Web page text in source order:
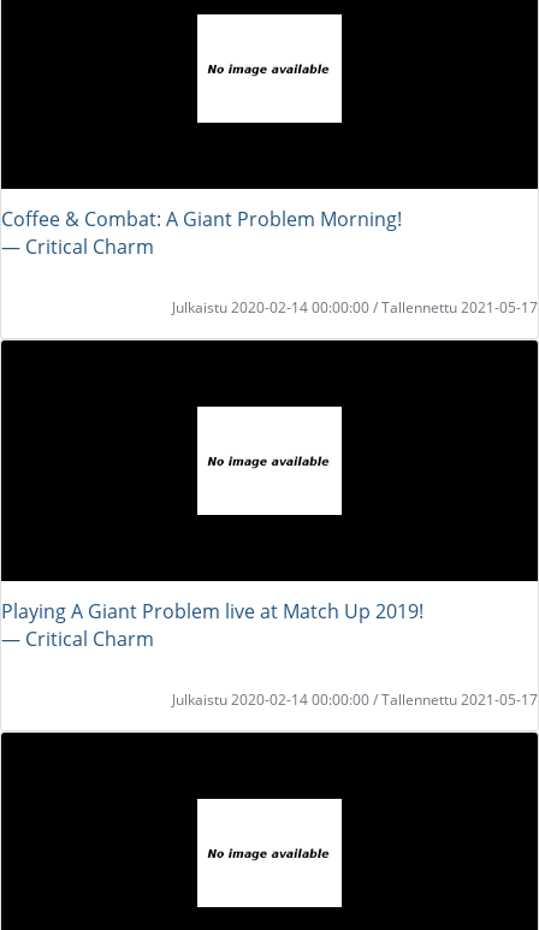
Coffee & Combat: A Giant Problem Morning!
― Critical Charm
Julkaistu 2020-02-14 00:00:00 / Tallennettu 2021-05-17
Playing A Giant Problem live at Match Up 2019!
― Critical Charm
Julkaistu 2020-02-14 00:00:00 / Tallennettu 2021-05-17